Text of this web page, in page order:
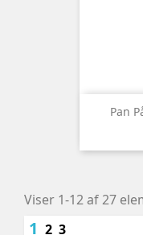
Pan
Viser 1-12 af 27
1 2 3